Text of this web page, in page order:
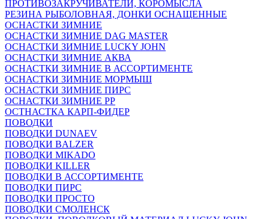
ПРОТИВОЗАКРУЧИВАТЕЛИ, КОРОМЫСЛА
РЕЗИНА РЫБОЛОВНАЯ, ДОНКИ ОСНАЩЕННЫЕ
ОСНАСТКИ ЗИМНИЕ
ОСНАСТКИ ЗИМНИЕ DAG MASTER
ОСНАСТКИ ЗИМНИЕ LUCKY JOHN
ОСНАСТКИ ЗИМНИЕ АКВА
ОСНАСТКИ ЗИМНИЕ В АССОРТИМЕНТЕ
ОСНАСТКИ ЗИМНИЕ МОРМЫШ
ОСНАСТКИ ЗИМНИЕ ПИРС
ОСНАСТКИ ЗИМНИЕ РР
ОСТНАСТКА КАРП-ФИДЕР
ПОВОДКИ
ПОВОДКИ DUNAEV
ПОВОДКИ BALZER
ПОВОДКИ MIKADO
ПОВОДКИ KILLER
ПОВОДКИ В АССОРТИМЕНТЕ
ПОВОДКИ ПИРС
ПОВОДКИ ПРОСТО
ПОВОДКИ СМОЛЕНСК